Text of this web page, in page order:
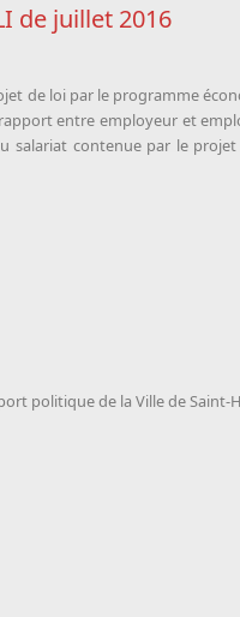
de juillet 2016
de loi par le programme
entre employeur et
salariat contenue par le
politique de la Ville de Saint-